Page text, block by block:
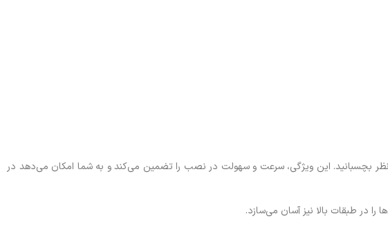
نظر بچسبانید. این ویژگی، سرعت و سهولت در نصب را تضمین می‌کند و به شما امکان می‌دهد در